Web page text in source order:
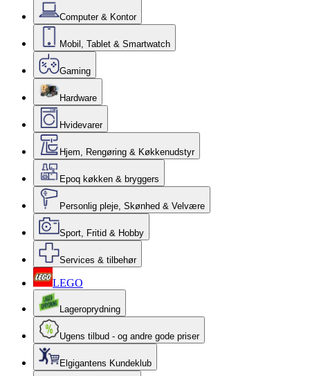
Computer & Kontor
Mobil, Tablet & Smartwatch
Gaming
Hardware
Hvidevarer
Hjem, Rengøring & Køkkenudstyr
Epoq køkken & bryggers
Personlig pleje, Skønhed & Velvære
Sport, Fritid & Hobby
Services & tilbehør
LEGO
Lageroprydning
Ugens tilbud - og andre gode priser
Elgigantens Kundeklub